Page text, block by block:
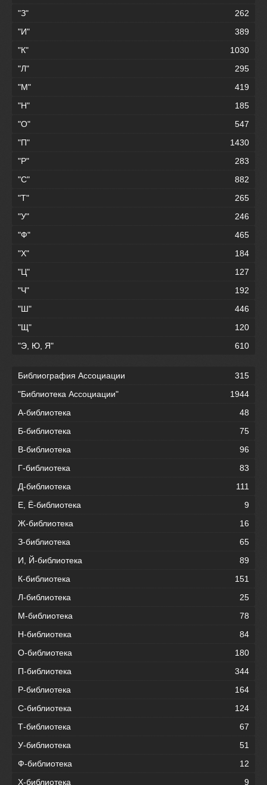
"З"
262
"И"
389
"К"
1030
"Л"
295
"М"
419
"Н"
185
"О"
547
"П"
1430
"Р"
283
"С"
882
"Т"
265
"У"
246
"Ф"
465
"Х"
184
"Ц"
127
"Ч"
192
"Ш"
446
"Щ"
120
"Э, Ю, Я"
610
Библиография Ассоциации
315
"Библиотека Ассоциации"
1944
А-библиотека
48
Б-библиотека
75
В-библиотека
96
Г-библиотека
83
Д-библиотека
111
Е, Ё-библиотека
9
Ж-библиотека
16
З-библиотека
65
И, Й-библиотека
89
К-библиотека
151
Л-библиотека
25
М-библиотека
78
Н-библиотека
84
О-библиотека
180
П-библиотека
344
Р-библиотека
164
С-библиотека
124
Т-библиотека
67
У-библиотека
51
Ф-библиотека
12
Х-библиотека
9